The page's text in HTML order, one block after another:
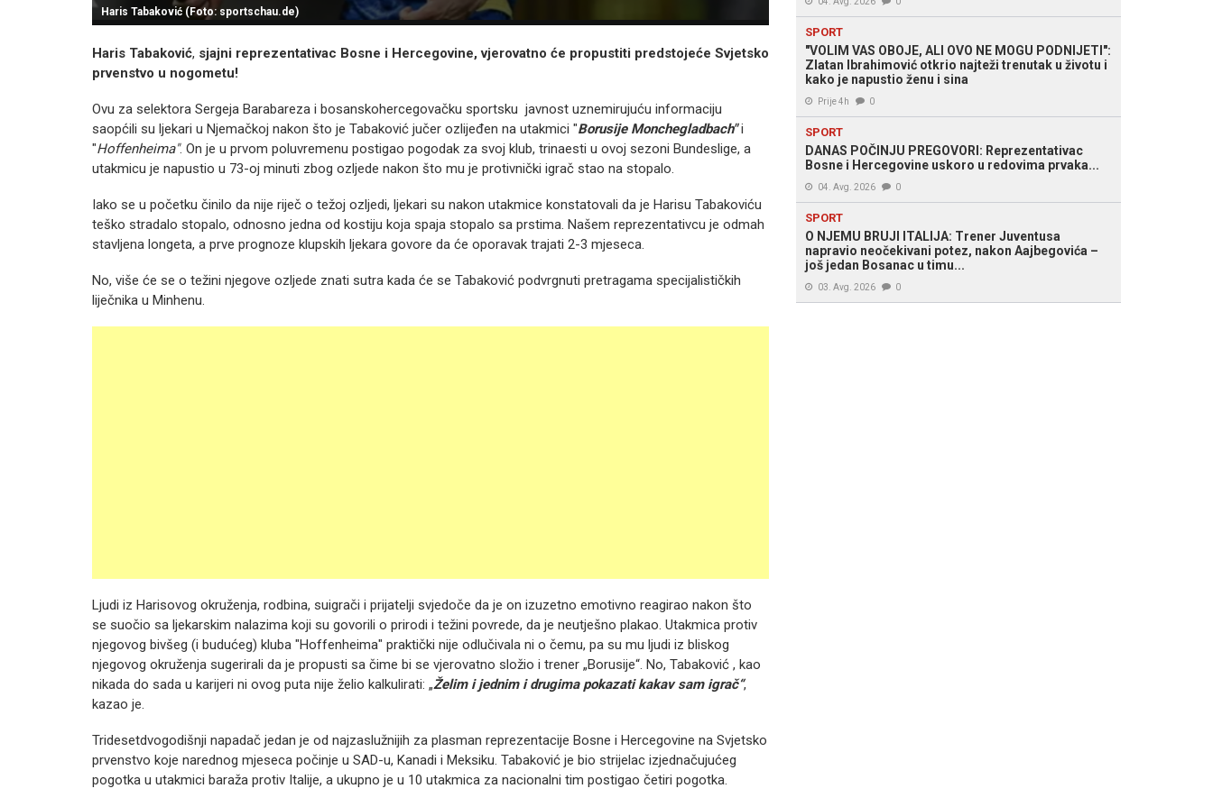
Haris Tabaković (Foto: sportschau.de)
Haris Tabaković, sjajni reprezentativac Bosne i Hercegovine, vjerovatno će propustiti predstojeće Svjetsko
prvenstvo u nogometu!
Ovu za selektora Sergeja Barabareza i bosanskohercegovačku sportsku javnost uznemirujuću informaciju
saopćili su ljekari u Njemačkoj nakon što je Tabaković jučer ozlijeđen na utakmici "Borusije Monchegladbach"i
"Hoffenheima". On je u prvom poluvremenu postigao pogodak za svoj klub, trinaesti u ovoj sezoni Bundeslige, a
utakmicu je napustio u 73-oj minuti zbog ozljede nakon što mu je protivnički igrač stao na stopalo.
Iako se u početku činilo da nije riječ o težoj ozljedi, ljekari su nakon utakmice konstatovali da je Harisu Tabakoviću
teško stradalo stopalo, odnosno jedna od kostiju koja spaja stopalo sa prstima. Našem reprezentativcu je odmah
stavljena longeta, a prve prognoze klupskih ljekara govore da će oporavak trajati 2-3 mjeseca.
No, više će se o težini njegove ozljede znati sutra kada će se Tabaković podvrgnuti pretragama specijalističkih
liječnika u Minhenu.
Ljudi iz Harisovog okruženja, rodbina, suigrači i prijatelji svjedoče da je on izuzetno emotivno reagirao nakon što
se suočio sa ljekarskim nalazima koji su govorili o prirodi i težini povrede, da je neutješno plakao. Utakmica protiv
njegovog bivšeg (i budućeg) kluba "Hoffenheima" praktički nije odlučivala ni o čemu, pa su mu ljudi iz bliskog
njegovog okruženja sugerirali da je propusti sa čime bi se vjerovatno složio i trener „Borusije“. No, Tabaković , kao
nikada do sada u karijeri ni ovog puta nije želio kalkulirati: „Želim i jednim i drugima pokazati kakav sam igrač“,
kazao je.
Tridesetdvogodišnji napadač jedan je od najzaslužnijih za plasman reprezentacije Bosne i Hercegovine na Svjetsko
prvenstvo koje narednog mjeseca počinje u SAD-u, Kanadi i Meksiku. Tabaković je bio strijelac izjednačujućeg
pogotka u utakmici baraža protiv Italije, a ukupno je u 10 utakmica za nacionalni tim postigao četiri pogotka.
SPORT
"VOLIM VAS OBOJE, ALI OVO NE MOGU PODNIJETI":
Zlatan Ibrahimović otkrio najteži trenutak u životu i
kako je napustio ženu i sina
Prije 4h 0
SPORT
DANAS POČINJU PREGOVORI: Reprezentativac
Bosne i Hercegovine uskoro u redovima prvaka...
04. Avg. 2026 0
SPORT
O NJEMU BRUJI ITALIJA: Trener Juventusa
napravio neočekivani potez, nakon Aajbegovića –
još jedan Bosanac u timu...
03. Avg. 2026 0